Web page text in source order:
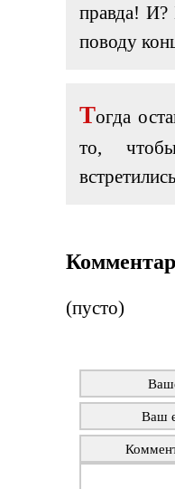
правда! И?
поводу
Тогда
то,
(пусто)
Ваш